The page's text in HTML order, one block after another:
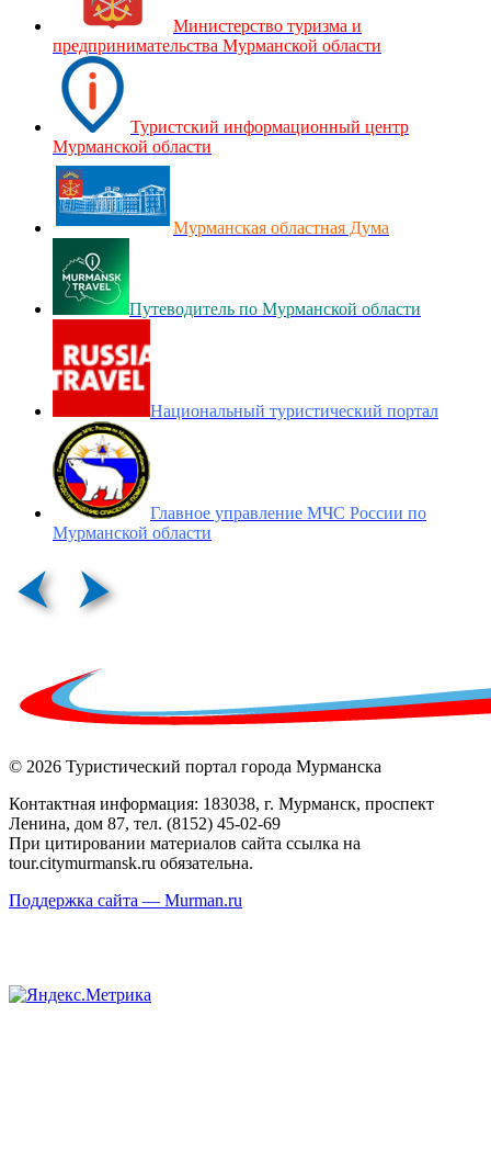
Министерство туризма и
предпринимательства Мурманской области
Туристский информационный центр
Мурманской области
Мурманская областная Дума
Путеводитель по Мурманской области
Национальный туристический портал
Главное управление МЧС России по
Мурманской области
© 2026 Туристический портал города Мурманска
Контактная информация: 183038, г. Мурманск, проспект
Ленина, дом 87, тел. (8152) 45-02-69
При цитировании материалов сайта ссылка на
tour.citymurmansk.ru обязательна.
Поддержка сайта — Murman.ru